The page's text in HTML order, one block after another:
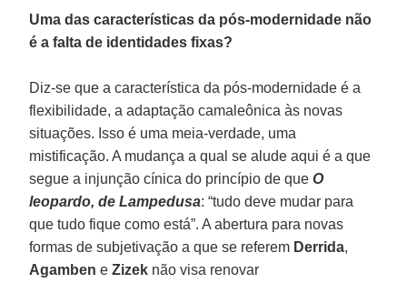
Uma das características da pós-modernidade não
é a falta de identidades fixas?
Diz-se que a característica da pós-modernidade é a
flexibilidade, a adaptação camaleônica às novas
situações. Isso é uma meia-verdade, uma
mistificação. A mudança a qual se alude aqui é a que
segue a injunção cínica do princípio de que O
leopardo, de Lampedusa: “tudo deve mudar para
que tudo fique como está”. A abertura para novas
formas de subjetivação a que se referem Derrida,
AgambeneZizek não visa renovar